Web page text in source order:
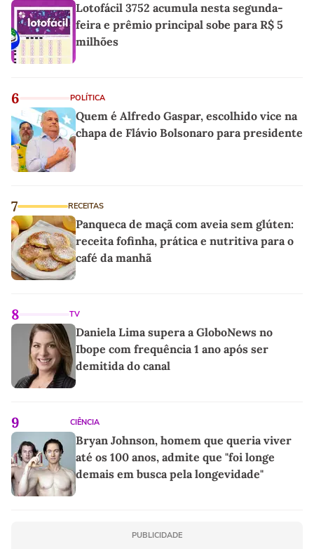
Lotofácil 3752 acumula nesta segunda-
feira e prêmio principal sobe para R$ 5
milhões
6 POLÍTICA
Quem é Alfredo Gaspar, escolhido vice na
chapa de Flávio Bolsonaro para presidente
7 RECEITAS
Panqueca de maçã com aveia sem glúten:
receita fofinha, prática e nutritiva para o
café da manhã
8 TV
Daniela Lima supera a GloboNews no
Ibope com frequência 1 ano após ser
demitida do canal
9 CIÊNCIA
Bryan Johnson, homem que queria viver
até os 100 anos, admite que "foi longe
demais em busca pela longevidade"
PUBLICIDADE